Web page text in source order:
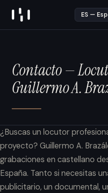
Skip to content
Contacto —
Guillermo A.
¿Buscas un locutor
proyecto? Guillermo A.
grabaciones en castellano
España. Tanto si necesitas
publicitario, un documental,